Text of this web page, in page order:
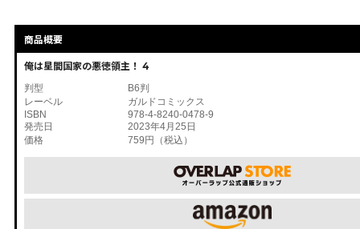
商品概要
俺は星間国家の悪徳領主！ 4
判型
B6判
レーベル
ガルドコミックス
ISBN
978-4-8240-0478-9
発売日
2023年4月25日
価格
759円（税込）